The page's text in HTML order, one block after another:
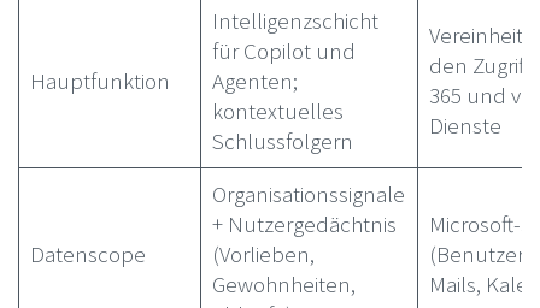
Hauptfunktion
Intelligenzschicht
für Copilot und
Agenten;
kontextuelles
Schlussfolgern
den Zugriff
365 und
Dienste
Datenscope
Organisationssignale
+ Nutzergedächtnis
(Vorlieben,
Gewohnheiten,
Microsoft-
(Benutzer,
Mails,